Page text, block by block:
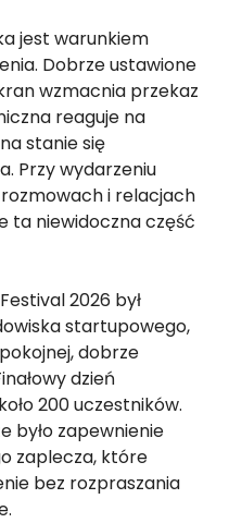
jest warunkiem
Dobrze ustawione
wzmacnia przekaz
reaguje na
stanie się
Przy wydarzeniu
i relacjach
ta niewidoczna część
2026 był
startupowego,
dobrze
dzień
200 uczestników.
było zapewnienie
zaplecza, które
bez rozpraszania